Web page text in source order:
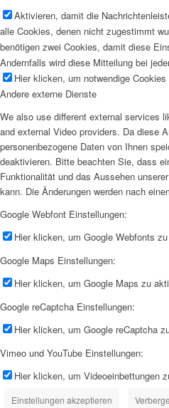
Aktivieren, damit die
alle Cookies, denen nicht zugestimmt
benötigen zwei Cookies, damit diese
Andernfalls wird diese Mitteilung bei
Hier klicken, um notwendige
Andere externe Dienste
We also use different external services
and external Video providers. Da diese
personenbezogene Daten von Ihnen
deaktivieren. Bitte beachten Sie, dass
Funktionalität und das Aussehen
kann. Die Änderungen werden nach
Google Webfont Einstellungen:
Hier klicken, um Google Webfonts
Google Maps Einstellungen:
Hier klicken, um Google Maps zu
Google reCaptcha Einstellungen:
Hier klicken, um Google reCaptcha
Vimeo und YouTube Einstellungen:
Hier klicken, um Videoeinbettungen
Einstellungen akzeptieren